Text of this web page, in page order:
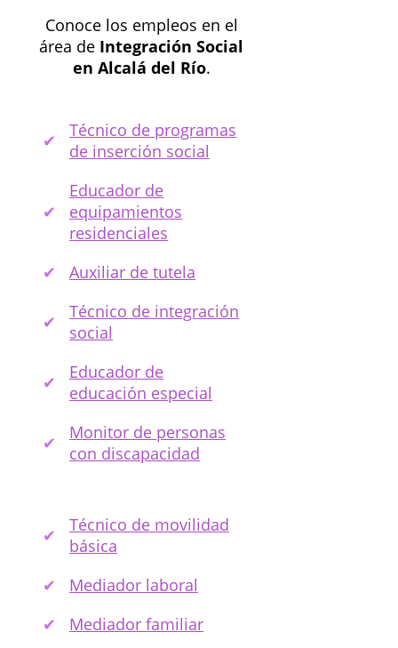
Conoce los empleos en el
área de Integración Social
en Alcalá del Río.
Técnico de programas
de inserción social
Educador de
equipamientos
residenciales
Auxiliar de tutela
Técnico de integración
social
Educador de
educación especial
Monitor de personas
con discapacidad
Técnico de movilidad
básica
Mediador laboral
Mediador familiar